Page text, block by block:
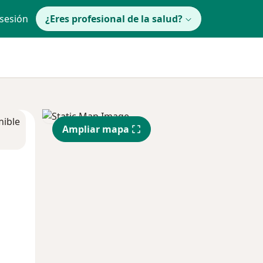
¿Eres profesional de la salud?
Ampliar mapa